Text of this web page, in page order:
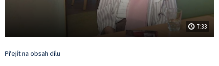
7:33
Přejít na obsah dílu